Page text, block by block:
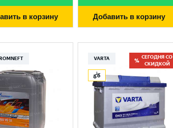
в корзину Добавить в корзину
VARTA
СЕГОДНЯ СО
СКИДКОЙ